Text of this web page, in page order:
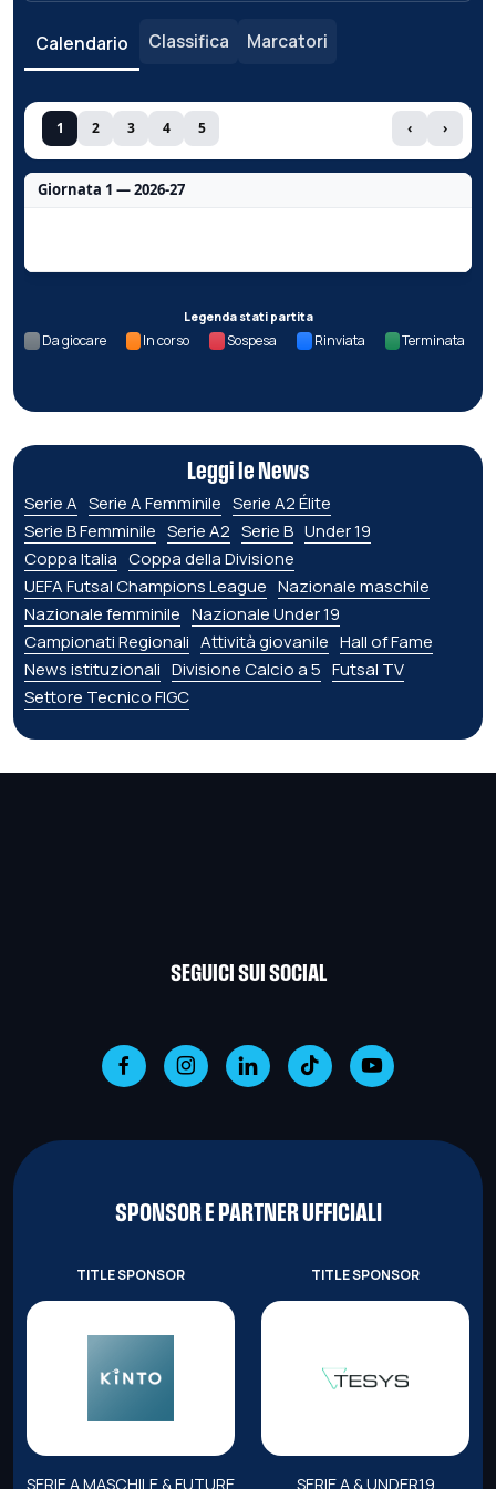
Calendario Classifica Marcatori
1 2 3 4 5 ‹ ›
Giornata 1 — 2026-27
Legenda stati partita
Da giocare In corso Sospesa Rinviata Terminata
Leggi le News
Serie A Serie A Femminile Serie A2 Élite
Serie B Femminile Serie A2 Serie B Under 19
Coppa Italia Coppa della Divisione
UEFA Futsal Champions League Nazionale maschile
Nazionale femminile Nazionale Under 19
Campionati Regionali Attività giovanile Hall of Fame
News istituzionali Divisione Calcio a 5 Futsal TV
Settore Tecnico FIGC
SEGUICI SUI SOCIAL
SPONSOR E PARTNER UFFICIALI
TITLE SPONSOR
SERIE A MASCHILE & FUTURE
TITLE SPONSOR
SERIE A & UNDER19